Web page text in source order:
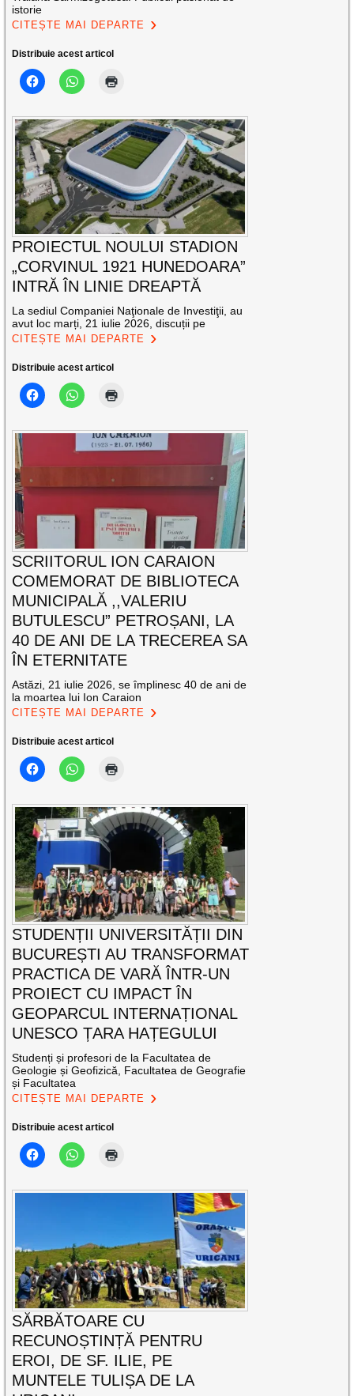
istorie
CITEȘTE MAI DEPARTE
Distribuie acest articol
PROIECTUL NOULUI STADION
„CORVINUL 1921 HUNEDOARA”
INTRĂ ÎN LINIE DREAPTĂ
La sediul Companiei Naţionale de Investiţii, au
avut loc marți, 21 iulie 2026, discuții pe
CITEȘTE MAI DEPARTE
Distribuie acest articol
SCRIITORUL ION CARAION
COMEMORAT DE BIBLIOTECA
MUNICIPALĂ ,,VALERIU
BUTULESCU” PETROȘANI, LA
40 DE ANI DE LA TRECEREA SA
ÎN ETERNITATE
Astăzi, 21 iulie 2026, se împlinesc 40 de ani de
la moartea lui Ion Caraion
CITEȘTE MAI DEPARTE
Distribuie acest articol
STUDENȚII UNIVERSITĂȚII DIN
BUCUREȘTI AU TRANSFORMAT
PRACTICA DE VARĂ ÎNTR-UN
PROIECT CU IMPACT ÎN
GEOPARCUL INTERNAȚIONAL
UNESCO ȚARA HAȚEGULUI
Studenți și profesori de la Facultatea de
Geologie și Geofizică, Facultatea de Geografie
și Facultatea
CITEȘTE MAI DEPARTE
Distribuie acest articol
SĂRBĂTOARE CU
RECUNOȘTINȚĂ PENTRU
EROI, DE SF. ILIE, PE
MUNTELE TULIȘA DE LA